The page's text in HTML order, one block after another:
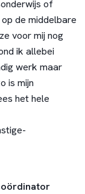
of
de middelbare
voor mij nog
ik allebei
werk maar
is mijn
het hele